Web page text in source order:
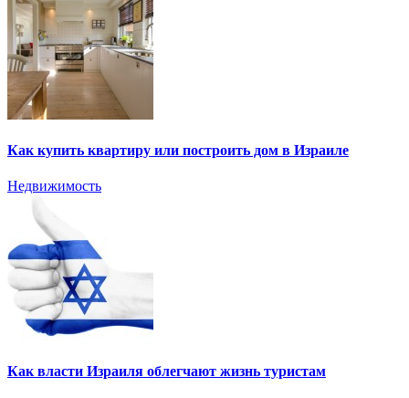
Как купить квартиру или построить дом в Израиле
Недвижимость
Как власти Израиля облегчают жизнь туристам